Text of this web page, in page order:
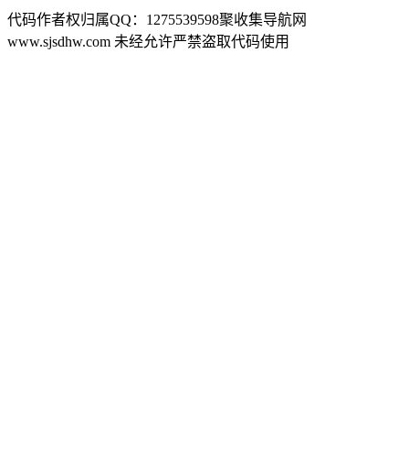
代码作者权归属QQ：1275539598聚收集导航网
www.sjsdhw.com 未经允许严禁盗取代码使用